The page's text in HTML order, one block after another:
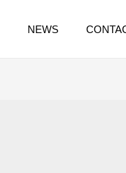
NEWS